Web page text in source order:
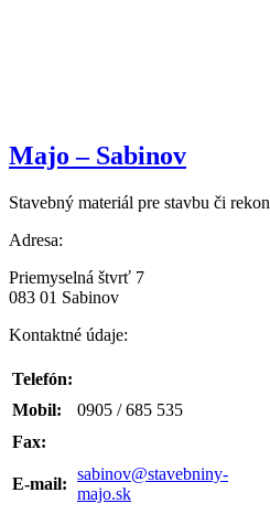
Majo – Sabinov
Stavebný materiál pre stavbu či
Adresa:
Priemyselná štvrť 7
083 01 Sabinov
Kontaktné údaje:
Telefón:
Mobil:
0905 / 685 535
Fax:
E-mail:
sabinov@stavebniny-
majo.sk